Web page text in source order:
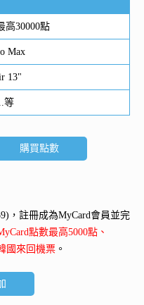
高30000點
Max
13"
等
購買點數
，註冊成為MyCard會員並完
點數最高5000點、
國來回機票 。